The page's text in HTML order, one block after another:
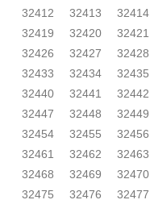
32412
32413 32414
32419
32420 32421
32426
32427 32428
32433
32434 32435
32440
32441 32442
32447
32448 32449
32454
32455 32456
32461
32462 32463
32468
32469 32470
32475
32476 32477